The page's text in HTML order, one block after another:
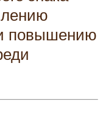
повышению